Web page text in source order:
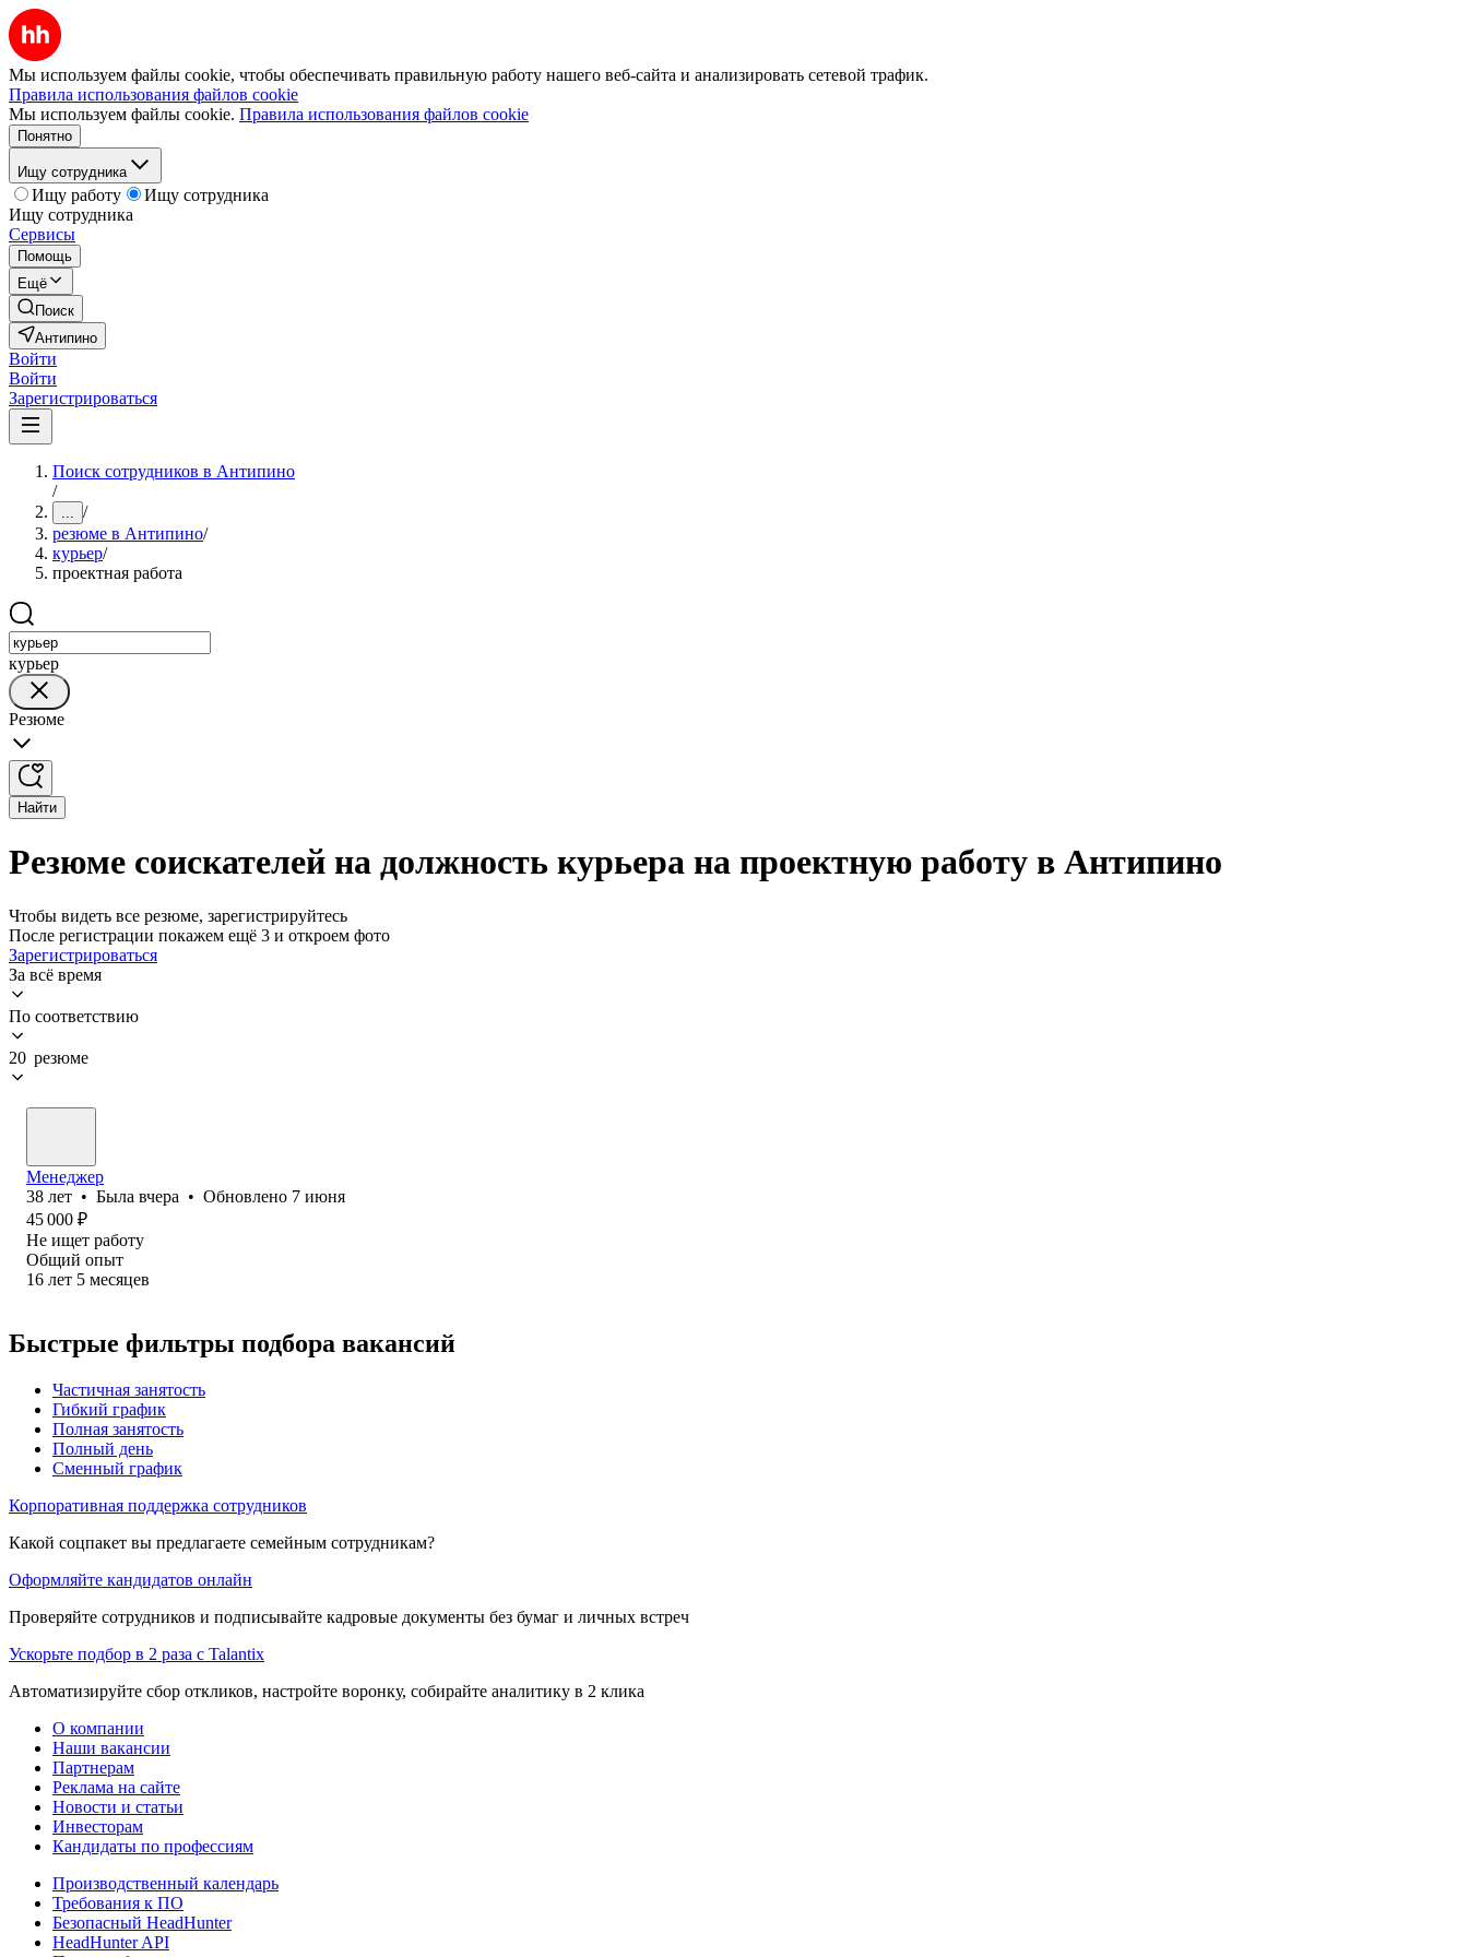
Мы используем файлы cookie, чтобы обеспечивать правильную работу нашего веб-сайта и анализировать сетевой трафик.
Правила использования файлов cookie
Мы используем файлы cookie. Правила использования файлов cookie
Понятно
Ищу сотрудника
Ищу работу
Ищу сотрудника
Ищу сотрудника
Сервисы
Помощь
Ещё
Поиск
Антипино
Войти
Войти
Зарегистрироваться
Поиск сотрудников в Антипино
/
... /
резюме в Антипино/
курьер/
проектная работа
курьер
Резюме
Найти
Резюме соискателей на должность курьера на проектную работу в Антипино
Чтобы видеть все резюме, зарегистрируйтесь
После регистрации покажем ещё 3 и откроем фото
Зарегистрироваться
За всё время
По соответствию
20 резюме
Менеджер
38 лет • Была вчера • Обновлено 7 июня
45 000 ₽
Не ищет работу
Общий опыт
16 лет 5 месяцев
Быстрые фильтры подбора вакансий
Частичная занятость
Гибкий график
Полная занятость
Полный день
Сменный график
Корпоративная поддержка сотрудников
Какой соцпакет вы предлагаете семейным сотрудникам?
Оформляйте кандидатов онлайн
Проверяйте сотрудников и подписывайте кадровые документы без бумаг и личных встреч
Ускорьте подбор в 2 раза с Talantix
Автоматизируйте сбор откликов, настройте воронку, собирайте аналитику в 2 клика
О компании
Наши вакансии
Партнерам
Реклама на сайте
Новости и статьи
Инвесторам
Кандидаты по профессиям
Производственный календарь
Требования к ПО
Безопасный HeadHunter
HeadHunter API